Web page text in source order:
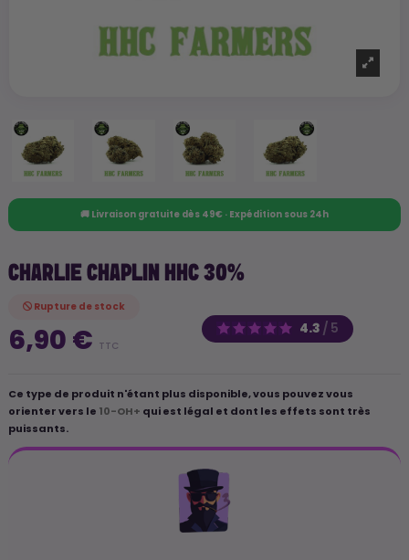
🚚 Livraison gratuite dès 49€ · Expédition sous 24h
CHARLIE CHAPLIN HHC 30%
4.3 / 5
Rupture de stock
6,90 € TTC
Ce type de produit n'étant plus disponible, vous pouvez vous
orienter vers le 10-OH+ qui est légal et dont les effets sont très
puissants.